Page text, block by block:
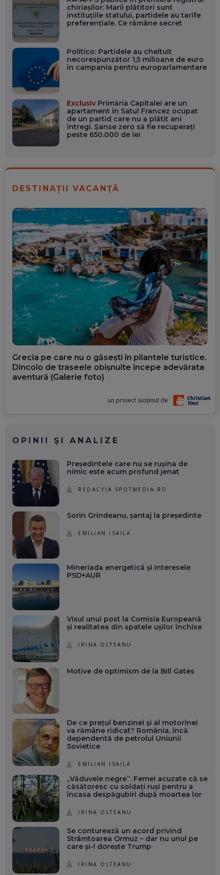
chiriașilor: Marii plătitori sunt
instituțiile statului, partidele au tarife
preferențiale. Ce rămâne secret
Politico: Partidele au cheltuit
necorespunzător 1,5 milioane de euro
în campania pentru europarlamentare
ExclusivPrimăria Capitalei are un
apartament în Satul Francez ocupat
de un partid care nu a plătit ani
întregi. Șanse zero să fie recuperați
peste 650.000 de lei
DESTINAȚII VACANȚĂ
Grecia pe care nu o găsești în pliantele turistice.
Dincolo de traseele obișnuite începe adevărata
aventură (Galerie foto)
un proiect susținut de
OPINII ȘI ANALIZE
Președintele care nu se rușina de
nimic este acum profund jenat
REDACȚIA SPOTMEDIA.RO
Sorin Grindeanu, șantaj la președinte
EMILIAN ISAILĂ
Mineriada energetică și interesele
PSD+AUR
Visul unui post la Comisia Europeană
și realitatea din spatele ușilor închise
IRINA OLTEANU
Motive de optimism de la Bill Gates
De ce prețul benzinei și al motorinei
va rămâne ridicat? România, încă
dependentă de petrolul Uniunii
Sovietice
EMILIAN ISAILĂ
„Văduvele negre”: Femei acuzate că se
căsătoresc cu soldați ruși pentru a
încasa despăgubiri după moartea lor
IRINA OLTEANU
Se conturează un acord privind
Strâmtoarea Ormuz – dar nu unul pe
care și-l dorește Trump
IRINA OLTEANU